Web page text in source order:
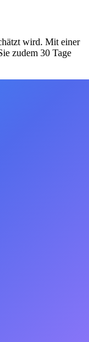
wird. Mit einer
zudem 30 Tage